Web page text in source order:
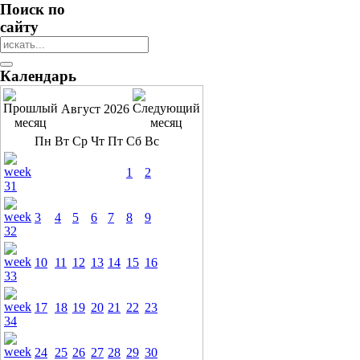
Поиск по
сайту
Календарь
Август 2026
Пн Вт Ср Чт Пт Сб Вс
1 2
3 4 5 6 7 8 9
10 11 12 13 14 15 16
17 18 19 20 21 22 23
24 25 26 27 28 29 30